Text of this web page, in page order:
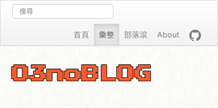
首頁 彙整 部落滾 About
O3noBLOG